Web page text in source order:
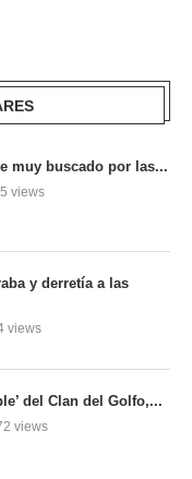
muy buscado por las...
views
y derretía a las
views
del Clan del Golfo,...
views